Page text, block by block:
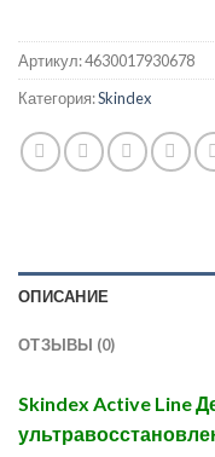
Артикул:4630017930678
Категория:Skindex
ОПИСАНИЕ
ОТЗЫВЫ (0)
Skindex Active Line